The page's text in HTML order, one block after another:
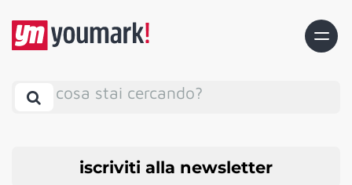
cosa stai cercando?
iscriviti alla newsletter